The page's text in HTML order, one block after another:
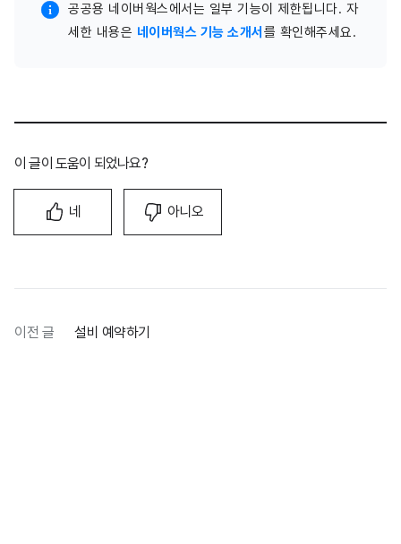
공공용 네이버웍스에서는 일부 기능이 제한됩니다. 자
세한 내용은 네이버웍스 기능 소개서 를 확인해주세요.
이 글이 도움이 되었나요?
네 아니오
이전 글 설비 예약하기